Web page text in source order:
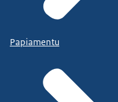
Papiamentu